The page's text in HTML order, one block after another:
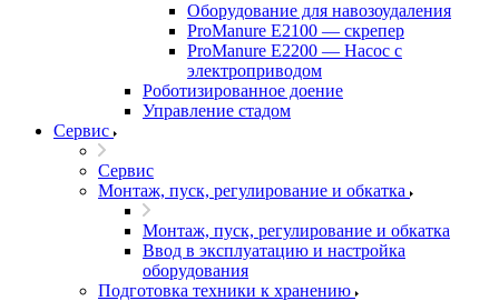
Оборудование для навозоудаления
ProManure E2100 — скрепер
ProManure E2200 — Насос с
электроприводом
Роботизированное доение
Управление стадом
Сервис
Сервис
Монтаж, пуск, регулирование и обкатка
Монтаж, пуск, регулирование и обкатка
Ввод в эксплуатацию и настройка
оборудования
Подготовка техники к хранению